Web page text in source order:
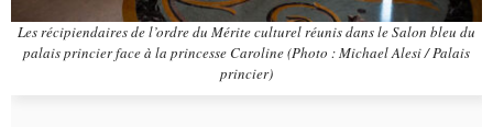
Les récipiendaires de l’ordre du Mérite culturel réunis dans le Salon bleu du
palais princier face à la princesse Caroline (Photo : Michael Alesi / Palais
princier)